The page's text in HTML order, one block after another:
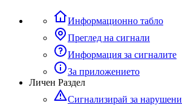
Информационно табло
Преглед на сигнали
Информация за сигналите
За приложението
Личен Раздел
Сигнализирай за